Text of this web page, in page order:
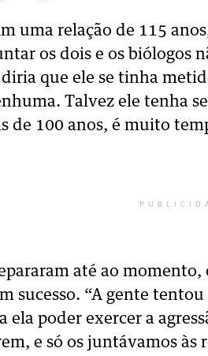
uma relação de 115
os dois e os biólogos
que ele se tinha
Talvez ele tenha
de 100 anos, é muito
até ao
sucesso. “A gente
ela poder exercer a
e só os juntávamos às